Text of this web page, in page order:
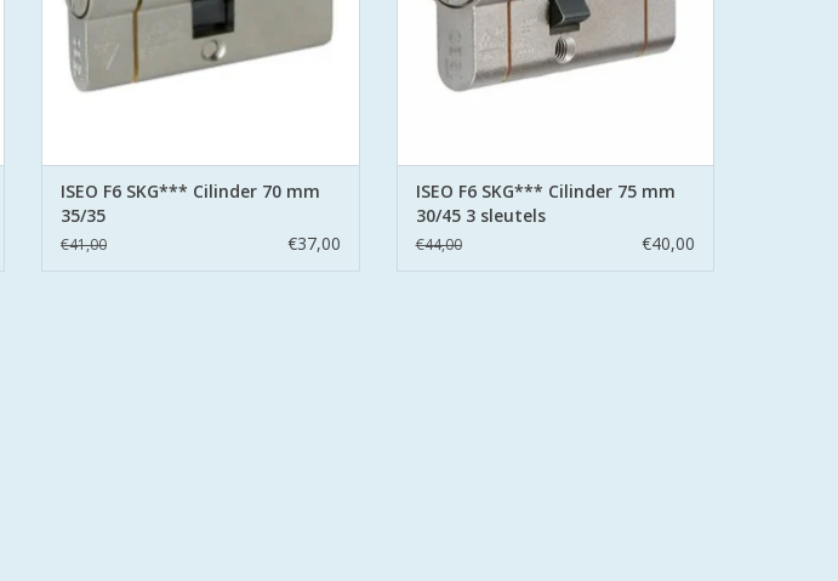
- stalen brug: voorkomt breken
TOEVOEGEN AAN WINKELWAGEN
ISEO F6 SKG*** Cilinder 70 mm
35/35
€41,00 €37,00
- stalen brug: voorkomt breken
TOEVOEGEN AAN WINKELWAGEN
ISEO F6 SKG*** Cilinder 75 mm
30/45 3 sleutels
€44,00 €40,00